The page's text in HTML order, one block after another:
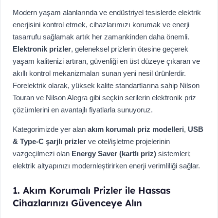
Modern yaşam alanlarında ve endüstriyel tesislerde elektrik
enerjisini kontrol etmek, cihazlarımızı korumak ve enerji
tasarrufu sağlamak artık her zamankinden daha önemli.
Elektronik prizler, geleneksel prizlerin ötesine geçerek
yaşam kalitenizi artıran, güvenliği en üst düzeye çıkaran ve
akıllı kontrol mekanizmaları sunan yeni nesil ürünlerdir.
Forelektrik olarak, yüksek kalite standartlarına sahip Nilson
Touran ve Nilson Alegra gibi seçkin serilerin elektronik priz
çözümlerini en avantajlı fiyatlarla sunuyoruz.
Kategorimizde yer alan akım korumalı priz modelleri, USB
& Type-C şarjlı prizler ve otel/işletme projelerinin
vazgeçilmezi olan Energy Saver (kartlı priz) sistemleri;
elektrik altyapınızı modernleştirirken enerji verimliliği sağlar.
1. Akım Korumalı Prizler ile Hassas
Cihazlarınızı Güvenceye Alın